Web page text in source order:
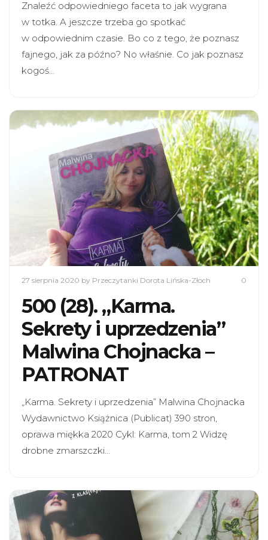
Znaleźć odpowiedniego faceta to jak wygrana
w totka. A jeszcze trzeba go spotkać
w odpowiednim czasie. Bo co z tego, że poznasz
fajnego, jak za późno? No właśnie. Co jak poznasz
kogoś…
27 sierpnia 2020 by Przeczytanki Dorota Lińska-Złoch 0
500 (28). „Karma.
Sekrety i uprzedzenia”
Malwina Chojnacka –
PATRONAT
„Karma. Sekrety i uprzedzenia” Malwina Chojnacka
Wydawnictwo Książnica (Publicat) 390 stron,
oprawa miękka 2020 Cykl: Karma, tom 2 Widzę
drobne zmarszczki…